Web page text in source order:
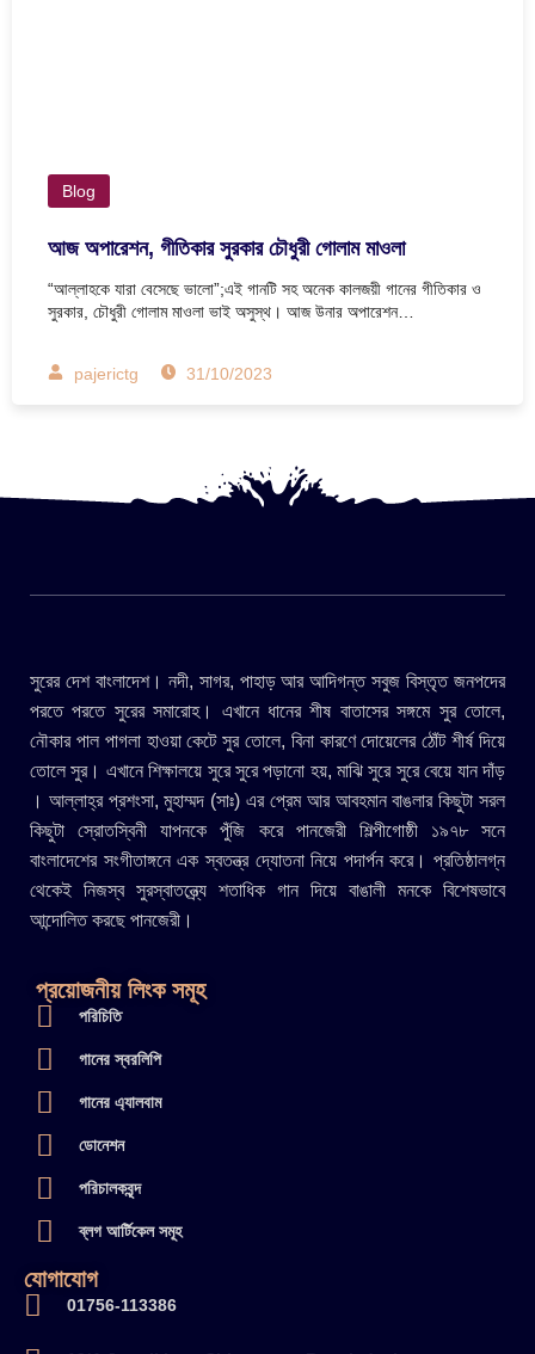
Blog
আজ অপারেশন, গীতিকার সুরকার চৌধুরী গোলাম মাওলা
“আল্লাহকে যারা বেসেছে ভালো”;এই গানটি সহ অনেক কালজয়ী গানের গীতিকার ও
সুরকার, চৌধুরী গোলাম মাওলা ভাই অসুস্থ। আজ উনার অপারেশন…
pajerictg 31/10/2023
সুরের দেশ বাংলাদেশ। নদী, সাগর, পাহাড় আর আদিগন্ত সবুজ বিস্তৃত জনপদের
পরতে পরতে সুরের সমারোহ। এখানে ধানের শীষ বাতাসের সঙ্গমে সুর তোলে,
নৌকার পাল পাগলা হাওয়া কেটে সুর তোলে, বিনা কারণে দোয়েলের ঠোঁট শীর্ষ দিয়ে
তোলে সুর। এখানে শিক্ষালয়ে সুরে সুরে পড়ানো হয়, মাঝি সুরে সুরে বেয়ে যান দাঁড়
। আল্লাহ্র প্রশংসা, মুহাম্মদ (সাঃ) এর প্রেম আর আবহমান বাঙলার কিছুটা সরল
কিছুটা স্রোতস্বিনী যাপনকে পুঁজি করে পানজেরী শিল্পীগোষ্ঠী ১৯৭৮ সনে
বাংলাদেশের সংগীতাঙ্গনে এক স্বতন্ত্র দ্যোতনা নিয়ে পদার্পন করে। প্রতিষ্ঠালগ্ন
থেকেই নিজস্ব সুরস্বাতন্ত্র্যে শতাধিক গান দিয়ে বাঙালী মনকে বিশেষভাবে
আন্দোলিত করছে পানজেরী।
প্রয়োজনীয় লিংক সমূহ
পরিচিতি
গানের স্বরলিপি
গানের এ্যালবাম
ডোনেশন
পরিচালকবৃন্দ
ব্লগ আর্টিকেল সমূহ
যোগাযোগ
01756-113386